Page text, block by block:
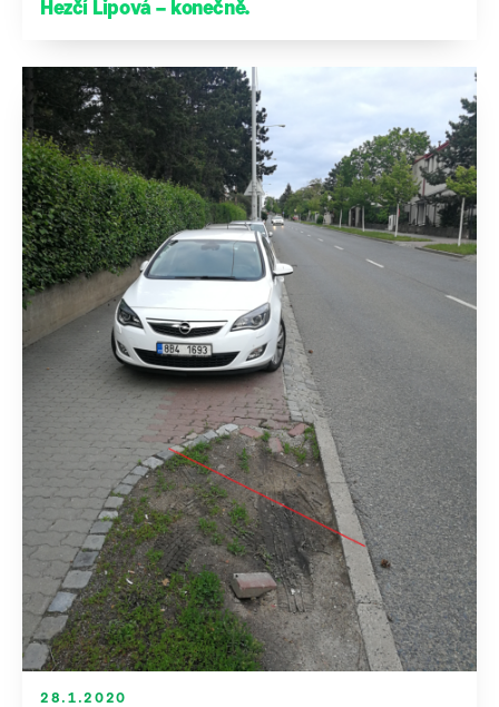
Hezčí Lipová – konečně.
28.1.2020